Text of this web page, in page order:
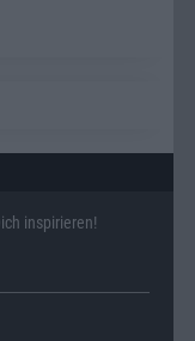
inspirieren!